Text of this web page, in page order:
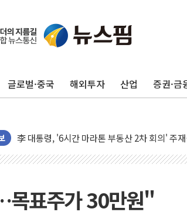
글로벌·중국 해외투자 산업 증권·금
특정 정치인 측근 포항시 정책특보 내정설...포
트럼프, 中 겨냥 폴리실리콘 관세 15% 부과…
[사진] 빈살만과 에르도안의 만남
남동발전, 해남군에 국내 최대 규모 400MW 태
[인도증시] 중동 불안 속 유가 상승에 소폭 하락
목표주가 30만원"